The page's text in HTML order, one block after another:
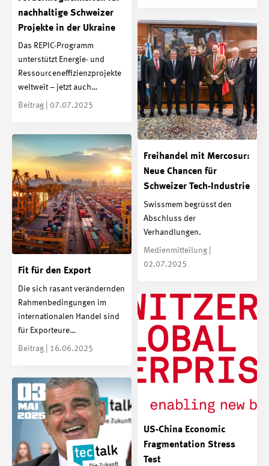
nachhaltige Schweizer
Projekte in der Ukraine
Das REPIC-Programm
unterstützt Energie- und
Ressourceneffizienzprojekte
weltweit – jetzt auch…
Beitrag | 07.07.2025
Freihandel mit Mercosur:
Neue Chancen für
Schweizer Tech-Industrie
Swissmem begrüsst den
Abschluss der
Verhandlungen.
Medienmitteilung |
02.07.2025
Fit für den Export
Die sich rasant verändernden
Rahmenbedingungen im
internationalen Handel sind
für Exporteure…
Beitrag | 16.06.2025
US-China Economic
Fragmentation Stress
Test